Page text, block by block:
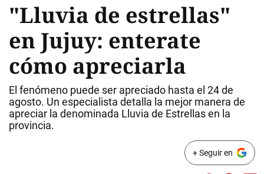
"Lluvia de estrellas"
en Jujuy: enterate
cómo apreciarla
El fenómeno puede ser apreciado hasta el 24 de
agosto. Un especialista detalla la mejor manera de
apreciar la denominada Lluvia de Estrellas en la
provincia.
+ Seguir en